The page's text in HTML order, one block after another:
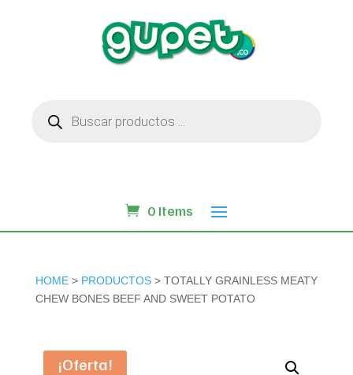
productos
0 Items
HOME> PRODUCTOS> TOTALLY GRAINLESS MEATY
CHEW BONES BEEF AND SWEET POTATO
¡Oferta!